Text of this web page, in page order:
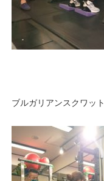
ブルガリアンスクワット